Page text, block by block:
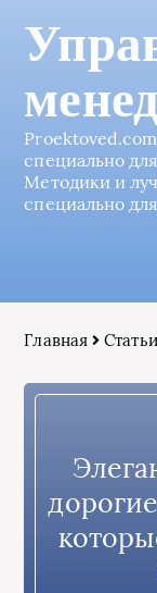
специально
Методики и
специально
Главная Статьи